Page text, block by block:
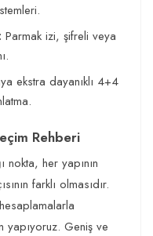
Parmak izi, şifreli veya
ekstra dayanıklı 4+4
Rehberi
nokta, her yapının
farklı olmasıdır.
yapıyoruz. Geniş ve